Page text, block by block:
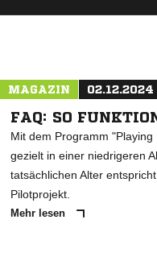
MAGAZIN
FAQ: SO
Mit dem Programm
gezielt in einer niedrigeren
tatsächlichen Alter
Pilotprojekt.
Mehr lesen